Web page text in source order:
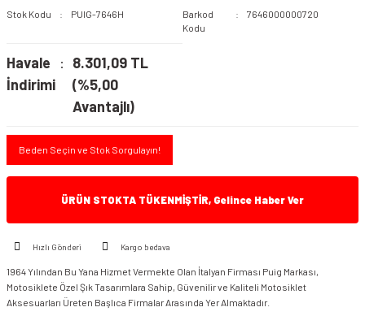
Stok Kodu PUIG-7646H
Barkod
Kodu
7646000000720
Havale
İndirimi
8.301,09 TL
(%5,00
Avantajlı)
Beden Seçin ve Stok Sorgulayın!
ÜRÜN STOKTA TÜKENMİŞTİR, Gelince Haber Ver
Hızlı Gönderi Kargo bedava
1964 Yılından Bu Yana Hizmet Vermekte Olan İtalyan Firması Puig Markası,
Motosiklete Özel Şık Tasarımlara Sahip, Güvenilir ve Kaliteli Motosiklet
Aksesuarları Üreten Başlıca Firmalar Arasında Yer Almaktadır.